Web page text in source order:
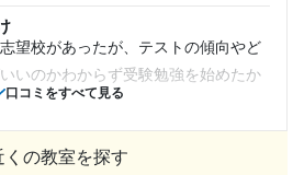
った金額の目安です。実際の料金とは異なる可
は塾にお問い合わせください。
っていたり、オンライン授業の設備
口コミをすべて見る
望校があったが、テストの傾向やど
いのかわからず受験勉強を始めたか
くの教室を探す